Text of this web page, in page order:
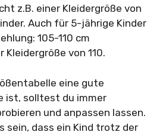
z.B. einer Kleidergröße von
Auch für 5-jährige Kinder
105-110 cm
von 110.
eine gute
ist, solltest du immer
und anpassen lassen.
sein, dass ein Kind trotz der